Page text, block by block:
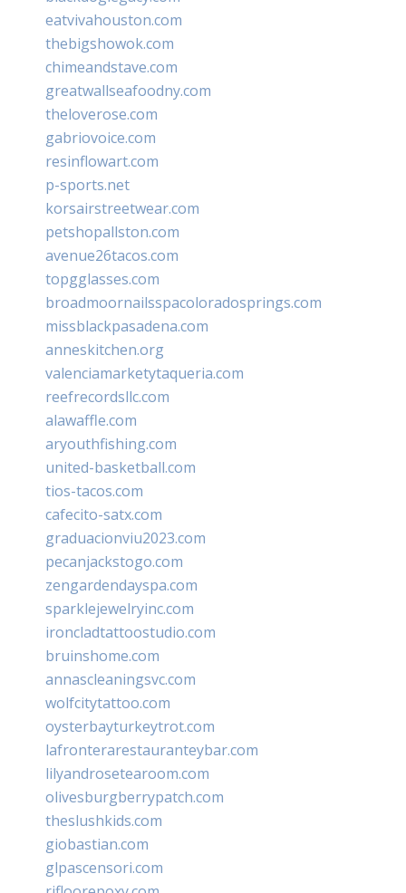
eatvivahouston.com
thebigshowok.com
chimeandstave.com
greatwallseafoodny.com
theloverose.com
gabriovoice.com
resinflowart.com
p-sports.net
korsairstreetwear.com
petshopallston.com
avenue26tacos.com
topgglasses.com
broadmoornailsspacoloradosprings.com
missblackpasadena.com
anneskitchen.org
valenciamarketytaqueria.com
reefrecordsllc.com
alawaffle.com
aryouthfishing.com
united-basketball.com
tios-tacos.com
cafecito-satx.com
graduacionviu2023.com
pecanjackstogo.com
zengardendayspa.com
sparklejewelryinc.com
ironcladtattoostudio.com
bruinshome.com
annascleaningsvc.com
wolfcitytattoo.com
oysterbayturkeytrot.com
lafronterarestauranteybar.com
lilyandrosetearoom.com
olivesburgberrypatch.com
theslushkids.com
giobastian.com
glpascensori.com